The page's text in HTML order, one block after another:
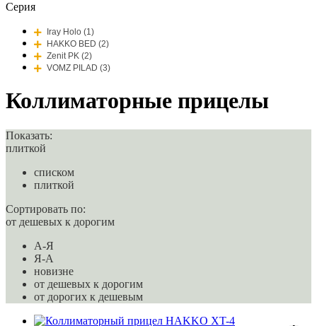
Серия
Iray Holo (1)
HAKKO BED (2)
Zenit PK (2)
VOMZ PILAD (3)
Коллиматорные прицелы
Показать:
плиткой
списком
плиткой
Сортировать по:
от дешевых к дорогим
A-Я
Я-A
новизне
от дешевых к дорогим
от дорогих к дешевым